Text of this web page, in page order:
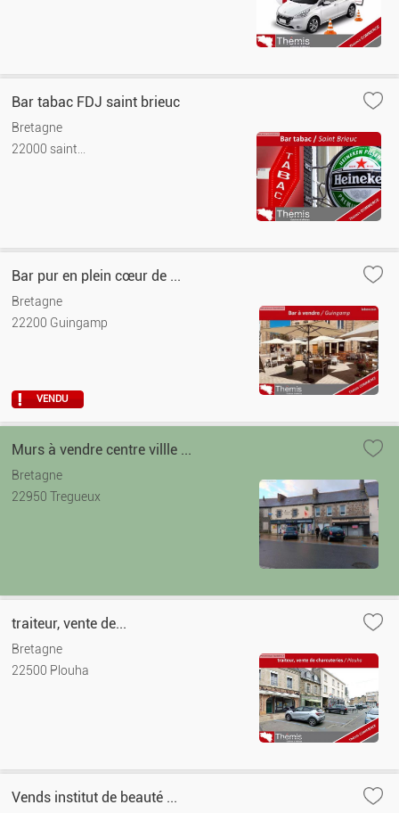
Bar tabac FDJ saint brieuc
Bretagne
22000 saint...
Bar pur en plein cœur de ...
Bretagne
22200 Guingamp
VENDU
Murs à vendre centre villle ...
Bretagne
22950 Tregueux
traiteur, vente de...
Bretagne
22500 Plouha
Vends institut de beauté ...